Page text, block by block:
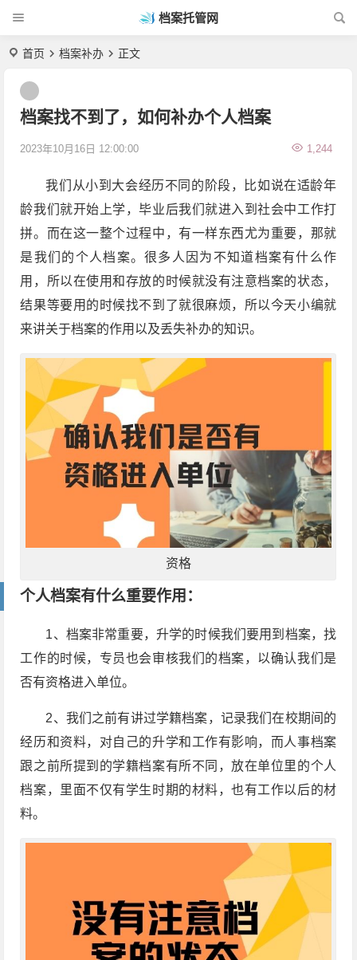
档案托管网
首页 档案补办 正文
档案找不到了，如何补办个人档案
2023年10月16日 12:00:00 1,244
我们从小到大会经历不同的阶段，比如说在适龄年
龄我们就开始上学，毕业后我们就进入到社会中工作打
拼。而在这一整个过程中，有一样东西尤为重要，那就
是我们的个人档案。很多人因为不知道档案有什么作
用，所以在使用和存放的时候就没有注意档案的状态，
结果等要用的时候找不到了就很麻烦，所以今天小编就
来讲关于档案的作用以及丢失补办的知识。
资格
个人档案有什么重要作用：
1、档案非常重要，升学的时候我们要用到档案，找
工作的时候，专员也会审核我们的档案，以确认我们是
否有资格进入单位。
2、我们之前有讲过学籍档案，记录我们在校期间的
经历和资料，对自己的升学和工作有影响，而人事档案
跟之前所提到的学籍档案有所不同，放在单位里的个人
档案，里面不仅有学生时期的材料，也有工作以后的材
料。